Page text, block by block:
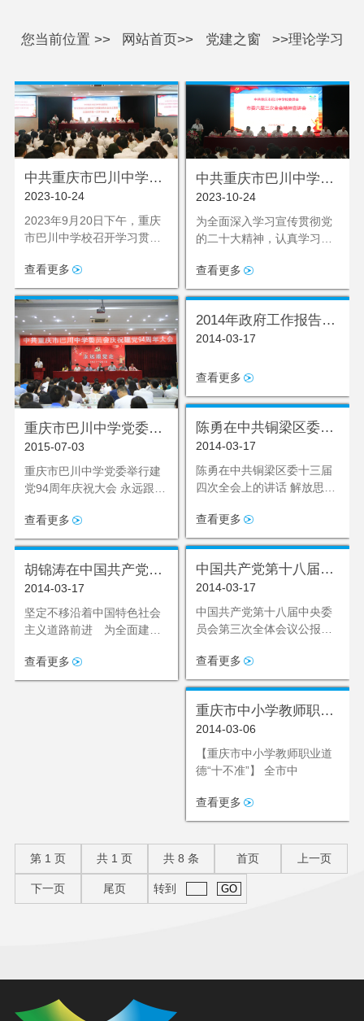
您当前位置 >> 网站首页>> 党建之窗 >>理论学习
中共重庆市巴川中学校
委员会 召开学习贯彻习
近平新时代中国特色社
会主义思想主题教育第
2023-10-24
2023年9月20日下午，重庆
市巴川中学校召开学习贯彻
主义思想主题教育第一次学
习研讨会。学校全体党员、
发展对象、入党积极分子等
同志参加了学习研讨会。
查看更多
中共重庆市巴川中学校
委员会 市委六届三次全
会精神宣讲工作开展情
况总结
2023-10-24
为全面深入学习宣传贯彻党
的二十大精神，认真学习市
20日下午，学校党委组织召
开市委六届三次全会精神宣
议，党委宣传委员周婷同志
作专题宣讲，学校全体党
极分子，学校团委、妇委会
习。
查看更多
重庆市巴川中学党委举
行建党94周年庆祝大会
2015-07-03
重庆市巴川中学党委举行建
党94周年庆祝大会 永远跟党
查看更多
2014年政府工作报告
（全文实录）
2014-03-17
查看更多
陈勇在中共铜梁区委十
三届四次全会上的讲话
2014-03-17
陈勇在中共铜梁区委十三届
四次全会上的讲话 解放思想
查看更多
中国共产党第十八届中
央委员会第三次全体会
议公报
2014-03-17
中国共产党第十八届中央委
员会第三次全体会议公报
共产党第十八届中央委员会
查看更多
胡锦涛在中国共产党第
十八次全国代表大会上
的报告
2014-03-17
坚定不移沿着中国特色社会
主义道路前进 为全面建成
国共产党第十八次全国代表
大会上
查看更多
重庆市中小学教师职业
道德“十不准”
2014-03-06
【重庆市中小学教师职业道
德“十不准”】 全市中
查看更多
第 1 页 共 1 页 共 8 条 首页 上一页
下一页 尾页 转到